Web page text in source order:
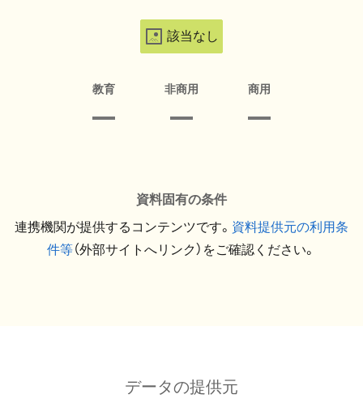
該当なし
教育 非商用 商用
資料固有の条件
連携機関が提供するコンテンツです。 資料提供元の利用条
件等（外部サイトへリンク）をご確認ください。
データの提供元